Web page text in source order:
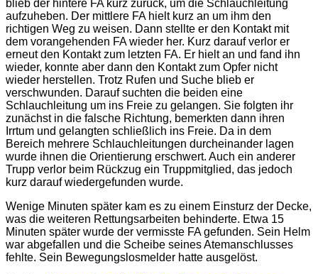
blieb der hintere FA kurz zurück, um die Schlauchleitung
aufzuheben. Der mittlere FA hielt kurz an um ihm den
richtigen Weg zu weisen. Dann stellte er den Kontakt mit
dem vorangehenden FA wieder her. Kurz darauf verlor er
erneut den Kontakt zum letzten FA. Er hielt an und fand ihn
wieder, konnte aber dann den Kontakt zum Opfer nicht
wieder herstellen. Trotz Rufen und Suche blieb er
verschwunden. Darauf suchten die beiden eine
Schlauchleitung um ins Freie zu gelangen. Sie folgten ihr
zunächst in die falsche Richtung, bemerkten dann ihren
Irrtum und gelangten schließlich ins Freie. Da in dem
Bereich mehrere Schlauchleitungen durcheinander lagen
wurde ihnen die Orientierung erschwert. Auch ein anderer
Trupp verlor beim Rückzug ein Truppmitglied, das jedoch
kurz darauf wiedergefunden wurde.
Wenige Minuten später kam es zu einem Einsturz der Decke,
was die weiteren Rettungsarbeiten behinderte. Etwa 15
Minuten später wurde der vermisste FA gefunden. Sein Helm
war abgefallen und die Scheibe seines Atemanschlusses
fehlte. Sein Bewegungslosmelder hatte ausgelöst.